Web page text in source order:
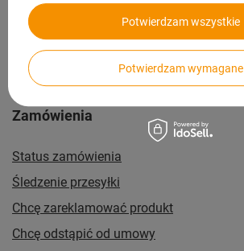
Zamówienia
Status zamówienia
Śledzenie przesyłki
Chcę zareklamować produkt
Chcę odstąpić od umowy
Potwierdzam wymagane
Potwierdzam wszystkie